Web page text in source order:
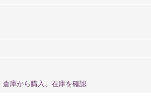
倉庫から購入、在庫を確認